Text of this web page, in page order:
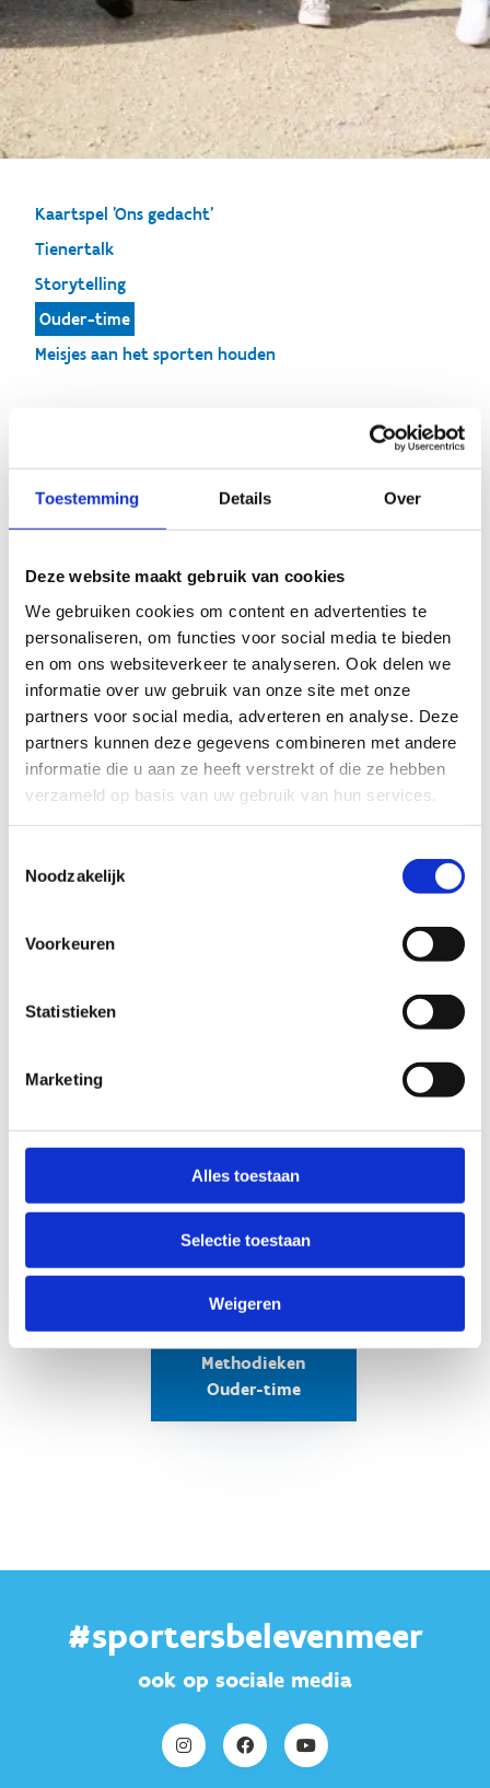
Toestemming Details Over
Deze website maakt gebruik van cookies
We gebruiken cookies om content en advertenties te
personaliseren, om functies voor social media te bieden
en om ons websiteverkeer te analyseren. Ook delen we
informatie over uw gebruik van onze site met onze
partners voor social media, adverteren en analyse. Deze
partners kunnen deze gegevens combineren met andere
informatie die u aan ze heeft verstrekt of die ze hebben
verzameld op basis van uw gebruik van hun services.
Noodzakelijk
Voorkeuren
Statistieken
Marketing
Alles toestaan
Selectie toestaan
Weigeren
Kaartspel 'Ons gedacht'
Tienertalk
Storytelling
Ouder-time
Meisjes aan het sporten houden
Ouder-time
aanspreekpunt integriteit (API) dat een tiener
zich niet goed voelt in de groep of strubbelingen
alleen met de tiener, maar ook met diens ouders
Hoe je het gesprek met de ouders organiseert en
begint, is van groot belang. Wij ontwikkelden
methodes die je helpen om van het gesprek een
succes te maken.
Methodieken
Ouder-time
#sportersbelevenmeer
ook op sociale media